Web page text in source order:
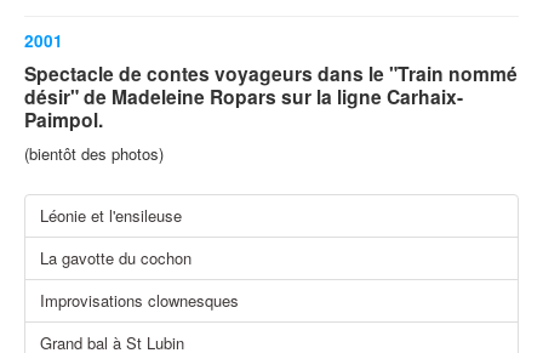
2001
Spectacle de contes voyageurs dans le "Train nommé
désir" de Madeleine Ropars sur la ligne Carhaix-
Paimpol.
(bientôt des photos)
Léonie et l'ensileuse
La gavotte du cochon
Improvisations clownesques
Grand bal à St Lubin